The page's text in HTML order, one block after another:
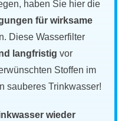
haben Sie hier die
für wirksame
Diese Wasserfilter
langfristig vor
Stoffen im
sauberes Trinkwasser!
wieder